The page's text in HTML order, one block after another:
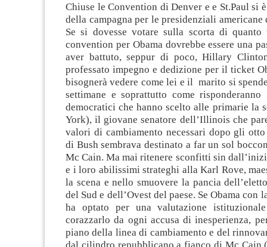
Chiuse le Convention di Denver e e St.Paul si
della campagna per le presidenziali americane
Se si dovesse votare sulla scorta di
convention per Obama dovrebbe essere una
aver battuto, seppur di poco, Hillary
professato impegno e dedizione per il ticket
bisognerà vedere come lei e il marito si
settimane e soprattutto come
democratici che hanno scelto alle primarie la
York), il giovane senatore dell’Illinois che
valori di cambiamento necessari dopo gli
di Bush sembrava destinato a far un sol
Mc Cain. Ma mai ritenere sconfitti sin
e i loro abilissimi strateghi alla Karl Rove,
la scena e nello smuovere la pancia
del Sud e dell’Ovest del paese. Se Obama con
ha optato per una valutazione
corazzarlo da ogni accusa di inesperienza,
piano della linea di cambiamento e del